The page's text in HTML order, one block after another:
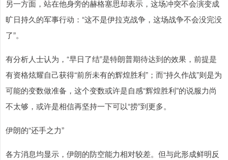
另一方面，站在他身旁的赫格塞思却表示，这场冲突不会演变成
旷日持久的军事行动：“这不是伊拉克战争，这场战争不会没完没
了”。
有分析人士认为，“早日了结”是特朗普期待达到的效果，前提是
有资格炫耀自己获得“前所未有的辉煌胜利”；而“持久作战”则是为
可能的变数做准备，这个变数或许是自感“辉煌胜利”的说服力尚
不太够，或许是相信再坚持一下可以“捞”到更多。
伊朗的“还手之力”
各方消息均显示，伊朗的防空能力相对较差。但与此形成鲜明反